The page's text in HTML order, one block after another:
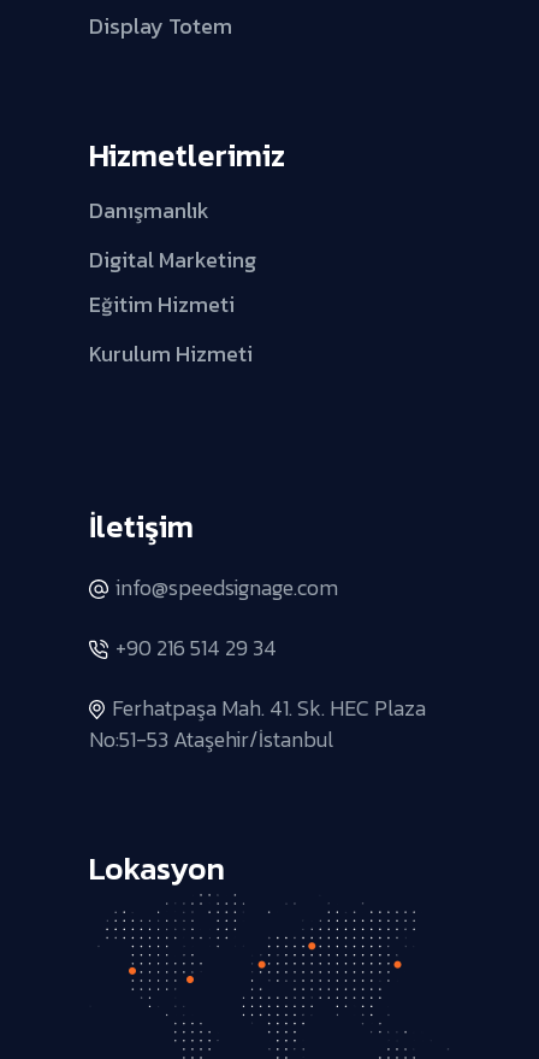
Display Totem
Hizmetlerimiz
Danışmanlık
Digital Marketing
Eğitim Hizmeti
Kurulum Hizmeti
İletişim
info@speedsignage.com
+90 216 514 29 34
Ferhatpaşa Mah. 41. Sk. HEC Plaza
No:51-53 Ataşehir/İstanbul
Lokasyon